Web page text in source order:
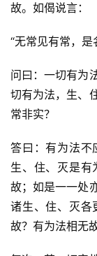
故。如偈说言：
“无常见有常，
问曰：一切有为
切有为法，生、
常非实？
答曰：有为法不
生、住、灭是有
故；如是一一处
诸生、住、灭各
故？有为法相无